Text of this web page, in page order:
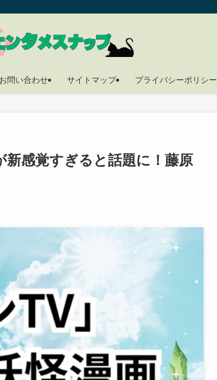
お問い合わせ サイトマップ プライバシーポリシー
新感覚すぎると話題に！藤原